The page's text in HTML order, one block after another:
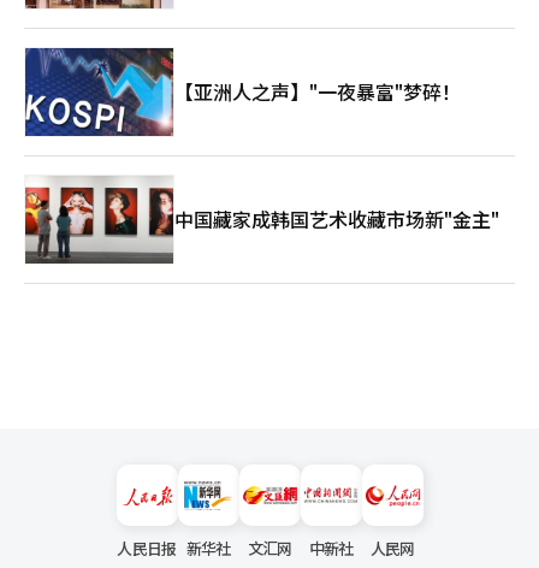
【亚洲人之声】"一夜暴富"梦碎！
中国藏家成韩国艺术收藏市场新"金主"
人民日报 新华社 文汇网 中新社 人民网